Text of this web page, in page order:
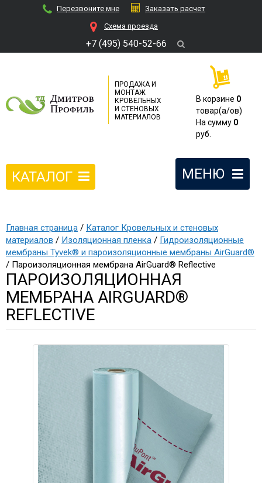
Перезвоните мне
Заказать расчет
Cхема проезда
+7 (495) 540-52-66
ПРОДАЖА И
МОНТАЖ
КРОВЕЛЬНЫХ
И СТЕНОВЫХ
МАТЕРИАЛОВ
В корзине 0
товар(a/ов)
На сумму 0
руб.
МЕНЮ
КАТАЛОГ
Главная страница / Каталог Кровельных и стеновых
материалов / Изоляционная пленка / Гидроизоляционные
мембраны Tyvek® и пароизоляционные мембраны AirGuard®
/ Пароизоляционная мембрана AirGuard® Reflective
ПАРОИЗОЛЯЦИОННАЯ
МЕМБРАНА AIRGUARD®
REFLECTIVE